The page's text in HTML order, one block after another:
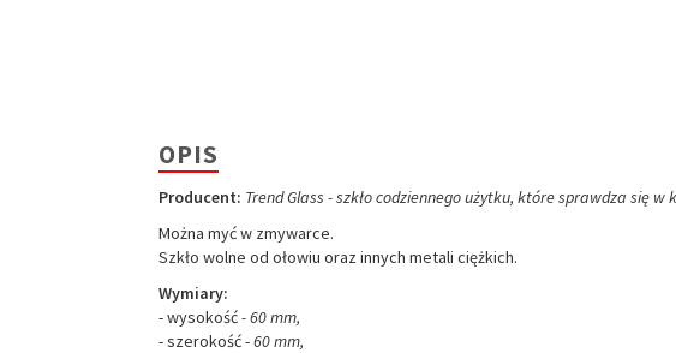
OPIS
Producent: Trend Glass - szkło codziennego użytku, które sprawdza się
Można myć w zmywarce.
Szkło wolne od ołowiu oraz innych metali ciężkich.
Wymiary:
- wysokość- 60 mm,
- szerokość -60 mm,